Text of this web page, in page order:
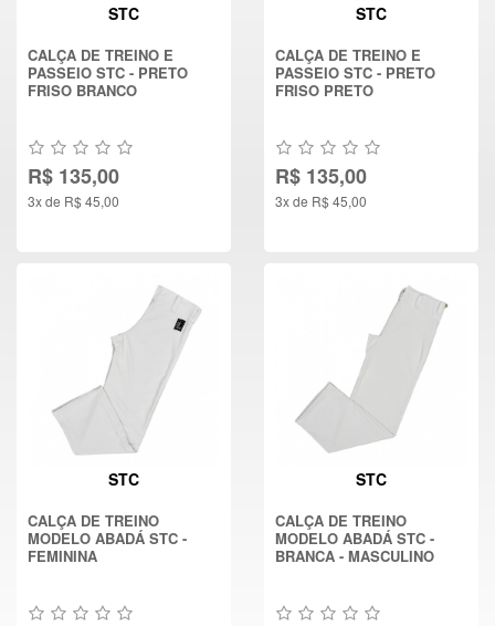
STC
CALÇA DE TREINO E
PASSEIO STC - PRETO
FRISO BRANCO
R$ 135,00
3x de R$ 45,00
STC
CALÇA DE TREINO E
PASSEIO STC - PRETO
FRISO PRETO
R$ 135,00
3x de R$ 45,00
STC
CALÇA DE TREINO
MODELO ABADÁ STC -
FEMININA
STC
CALÇA DE TREINO
MODELO ABADÁ STC -
BRANCA - MASCULINO